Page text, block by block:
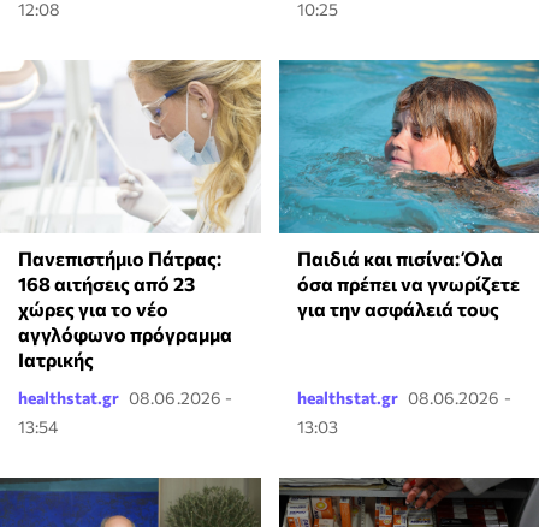
12:08
10:25
Πανεπιστήμιο Πάτρας:
168 αιτήσεις από 23
χώρες για το νέο
αγγλόφωνο πρόγραμμα
Ιατρικής
healthstat.gr 08.06.2026 -
13:54
Παιδιά και πισίνα: Όλα
όσα πρέπει να γνωρίζετε
για την ασφάλειά τους
healthstat.gr 08.06.2026 -
13:03